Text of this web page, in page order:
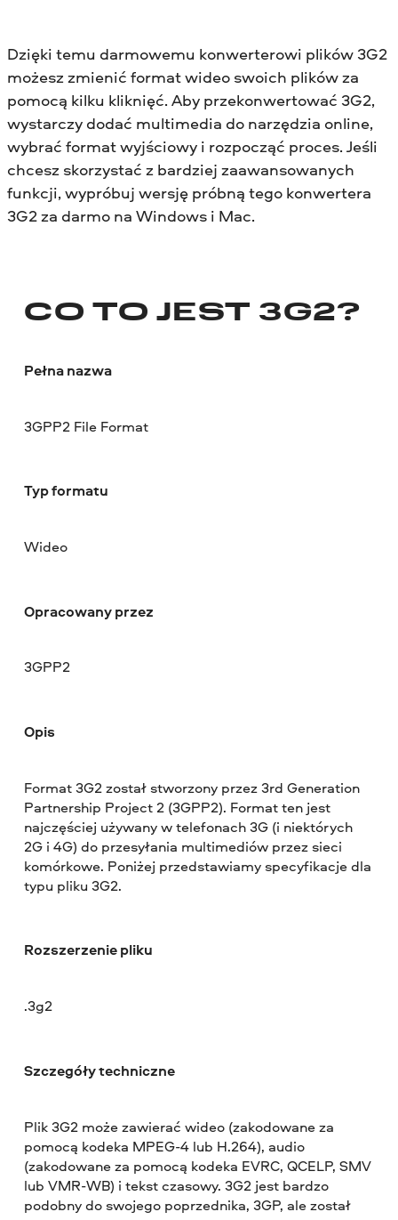
Dzięki temu darmowemu konwerterowi plików 3G2
możesz zmienić format wideo swoich plików za
pomocą kilku kliknięć. Aby przekonwertować 3G2,
wystarczy dodać multimedia do narzędzia online,
wybrać format wyjściowy i rozpocząć proces. Jeśli
chcesz skorzystać z bardziej zaawansowanych
funkcji, wypróbuj wersję próbną tego konwertera
3G2 za darmo na Windows i Mac.
CO TO JEST 3G2?
Pełna nazwa
3GPP2 File Format
Typ formatu
Wideo
Opracowany przez
3GPP2
Opis
Format 3G2 został stworzony przez 3rd Generation
Partnership Project 2 (3GPP2). Format ten jest
najczęściej używany w telefonach 3G (i niektórych
2G i 4G) do przesyłania multimediów przez sieci
komórkowe. Poniżej przedstawiamy specyfikacje dla
typu pliku 3G2.
Rozszerzenie pliku
.3g2
Szczegóły techniczne
Plik 3G2 może zawierać wideo (zakodowane za
pomocą kodeka MPEG-4 lub H.264), audio
(zakodowane za pomocą kodeka EVRC, QCELP, SMV
lub VMR-WB) i tekst czasowy. 3G2 jest bardzo
podobny do swojego poprzednika, 3GP, ale został